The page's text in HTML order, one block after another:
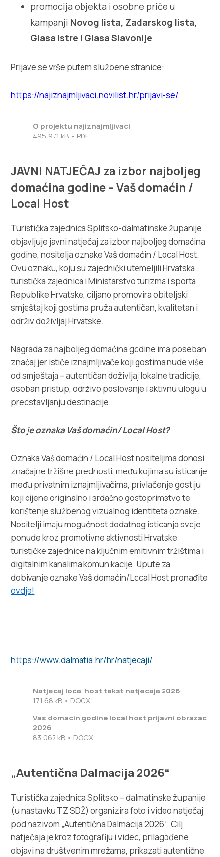
promocija objekta i osobne priče u
kampanji Novog lista, Zadarskog lista,
Glasa Istre i Glasa Slavonije
Prijave se vrše putem službene stranice:
https://najiznajmljivaci.novilist.hr/prijavi-se/
O projektu najiznajmljivaci
495,971 kB • PDF
JAVNI NATJEČAJ za izbor najboljeg
domaćina godine – Vaš domaćin /
Local Host
Turistička zajednica Splitsko-dalmatinske županije
objavljuje javni natječaj za izbor najboljeg domaćina
godine, nositelja oznake Vaš domaćin / Local Host.
Ovu oznaku, koju su zajednički utemeljili Hrvatska
turistička zajednica i Ministarstvo turizma i sporta
Republike Hrvatske, ciljano promovira obiteljski
smještaj koji gostima pruža autentičan, kvalitetan i
održiv doživljaj Hrvatske.
Nagrada za najboljeg domaćina godine ima poseban
značaj jer ističe iznajmljivače koji gostima nude više
od smještaja – autentičan doživljaj lokalne tradicije,
osoban pristup, održivo poslovanje i aktivnu ulogu u
predstavljanju destinacije.
Što je oznaka Vaš domaćin/ Local Host?
Oznaka Vaš domaćin / Local Host nositeljima donosi
značajne tržišne prednosti, među kojima su isticanje
među privatnim iznajmljivačima, privlačenje gostiju
koji cijene originalno i srdačno gostoprimstvo te
korištenje službenog vizualnog identiteta oznake.
Nositelji imaju mogućnost dodatnog isticanja svoje
ponude kroz promotivne aktivnosti Hrvatske
turističke zajednice na ključnim emitivnim tržištima i
digitalnim kanalima komunikacije. Upute za
dobivanje oznake Vaš domaćin/Local Host pronađite
ovdje!
https://www.dalmatia.hr/hr/natjecaji/
Natjecaj local host tekst natjecaja 2026
171,68 kB • DOCX
Vas domacin godine local host prijavni obrazac
2026
83,067 kB • DOCX
„Autentična Dalmacija 2026“
Turistička zajednica Splitsko – dalmatinske županije
(u nastavku TZ SDŽ) organizira foto i video natječaj
pod nazivom „Autentična Dalmacija 2026“. Cilj
natječaja je kroz fotografiju i video, prilagođene
objavi na društvenim mrežama, prikazati autentične